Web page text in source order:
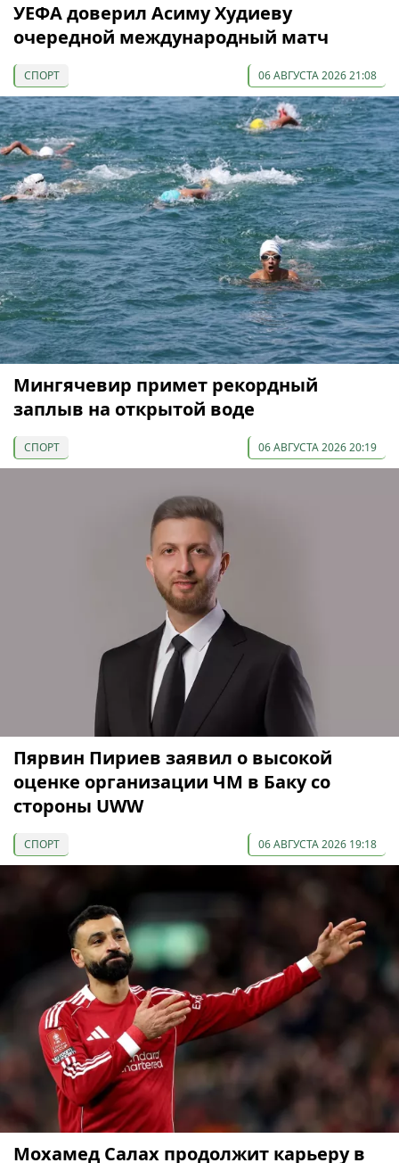
УЕФА доверил Асиму Худиеву
очередной международный матч
СПОРТ 06 АВГУСТА 2026 21:08
Мингячевир примет рекордный
заплыв на открытой воде
СПОРТ 06 АВГУСТА 2026 20:19
Пярвин Пириев заявил о высокой
оценке организации ЧМ в Баку со
стороны UWW
СПОРТ 06 АВГУСТА 2026 19:18
Мохамед Салах продолжит карьеру в